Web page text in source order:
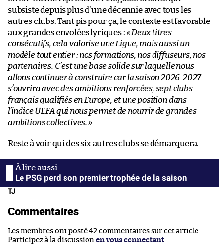
subsiste depuis plus d’une décennie avec tous les
autres clubs. Tant pis pour ça, le contexte est favorable
aux grandes envolées lyriques :« Deux titres
consécutifs, cela valorise une Ligue, mais aussi un
modèle tout entier : nos formations, nos diffuseurs, nos
partenaires. C’est une base solide sur laquelle nous
allons continuer à construire car la saison 2026-2027
s’ouvrira avec des ambitions renforcées, sept clubs
français qualifiés en Europe, et une position dans
l’indice UEFA qui nous permet de nourrir de grandes
ambitions collectives. »
Reste à voir qui des six autres clubs se démarquera.
Le PSG perd son premier trophée de la saison
TJ
Commentaires
Les membres ont posté 42 commentaires sur cet article.
Participez à la discussion en vous connectant